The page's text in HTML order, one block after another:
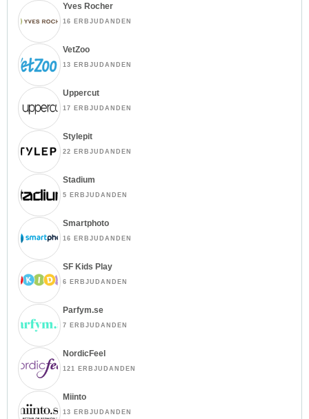
Yves Rocher
16 ERBJUDANDEN
VetZoo
13 ERBJUDANDEN
Uppercut
17 ERBJUDANDEN
Stylepit
22 ERBJUDANDEN
Stadium
5 ERBJUDANDEN
Smartphoto
16 ERBJUDANDEN
SF Kids Play
6 ERBJUDANDEN
Parfym.se
7 ERBJUDANDEN
NordicFeel
121 ERBJUDANDEN
Miinto
13 ERBJUDANDEN